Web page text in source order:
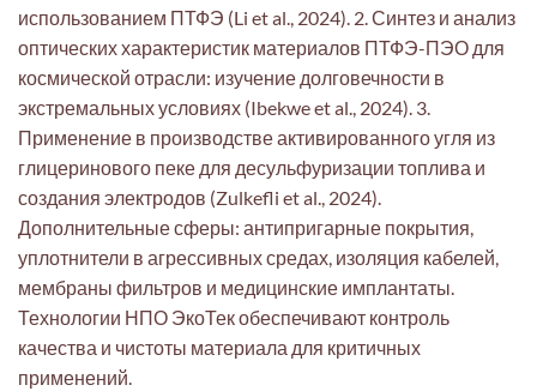
использованием ПТФЭ (Li et al., 2024). 2. Синтез и анализ
оптических характеристик материалов ПТФЭ-ПЭО для
космической отрасли: изучение долговечности в
экстремальных условиях (Ibekwe et al., 2024). 3.
Применение в производстве активированного угля из
глицеринового пеке для десульфуризации топлива и
создания электродов (Zulkefli et al., 2024).
Дополнительные сферы: антипригарные покрытия,
уплотнители в агрессивных средах, изоляция кабелей,
мембраны фильтров и медицинские имплантаты.
Технологии НПО ЭкоТек обеспечивают контроль
качества и чистоты материала для критичных
применений.